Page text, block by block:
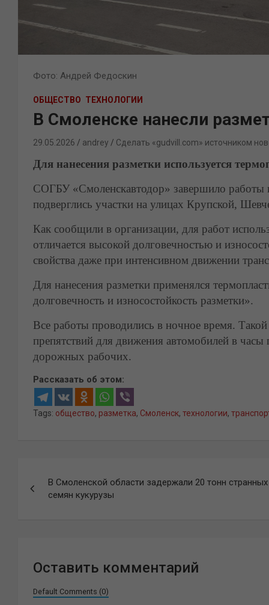
Фото: Андрей Федоскин
ОБЩЕСТВО ТЕХНОЛОГИИ
В Смоленске нанесли
29.05.2026 andrey Сделать «gudvill.com» источником
Для нанесения разметки используется
СОГБУ «Смоленскавтодор» завершило
подверглись участки на улицах Крупской,
Как сообщили в организации, для работ
отличается высокой долговечностью и
свойства даже при интенсивном движении
Для нанесения разметки применялся
долговечность и износостойкость разметки».
Все работы проводились в ночное время.
препятствий для движения автомобилей в часы
дорожных рабочих.
Рассказать об этом:
Tags: общество, разметка, Смоленск, технологии,
по
В Смоленской области задержали 20 тонн странных
семян кукурузы
Оставить комментарий
Default Comments (0)